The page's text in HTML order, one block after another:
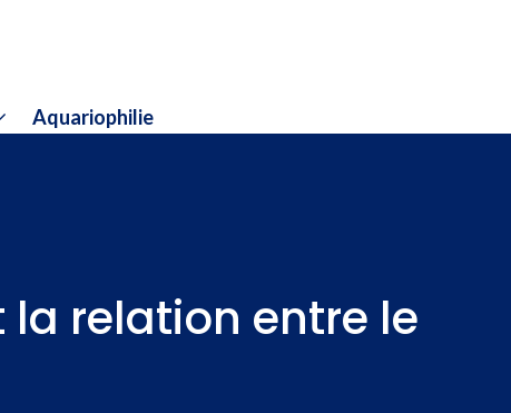
Aquariophilie
la relation entre le